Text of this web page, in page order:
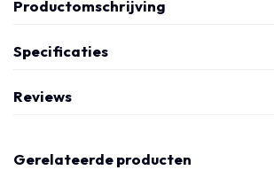
Productomschrijving
Specificaties
Reviews
Gerelateerde producten